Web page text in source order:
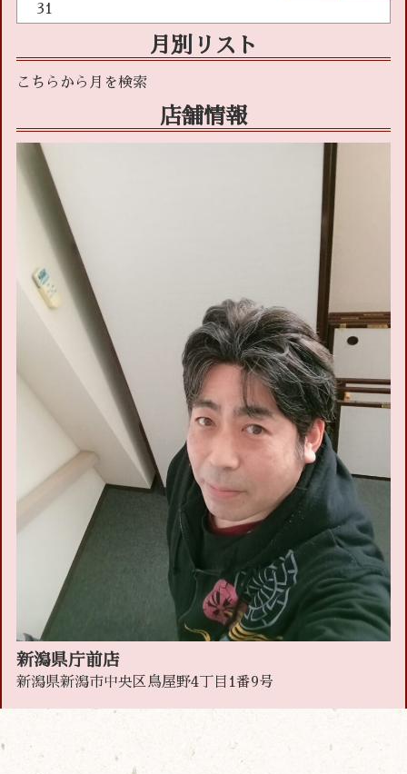
31
月別リスト
店舗情報
新潟県庁前店
新潟県新潟市中央区鳥屋野4丁目1番9号